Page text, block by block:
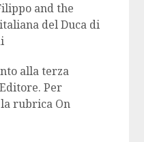
and the
del Duca di
alla terza
Per
rubrica On